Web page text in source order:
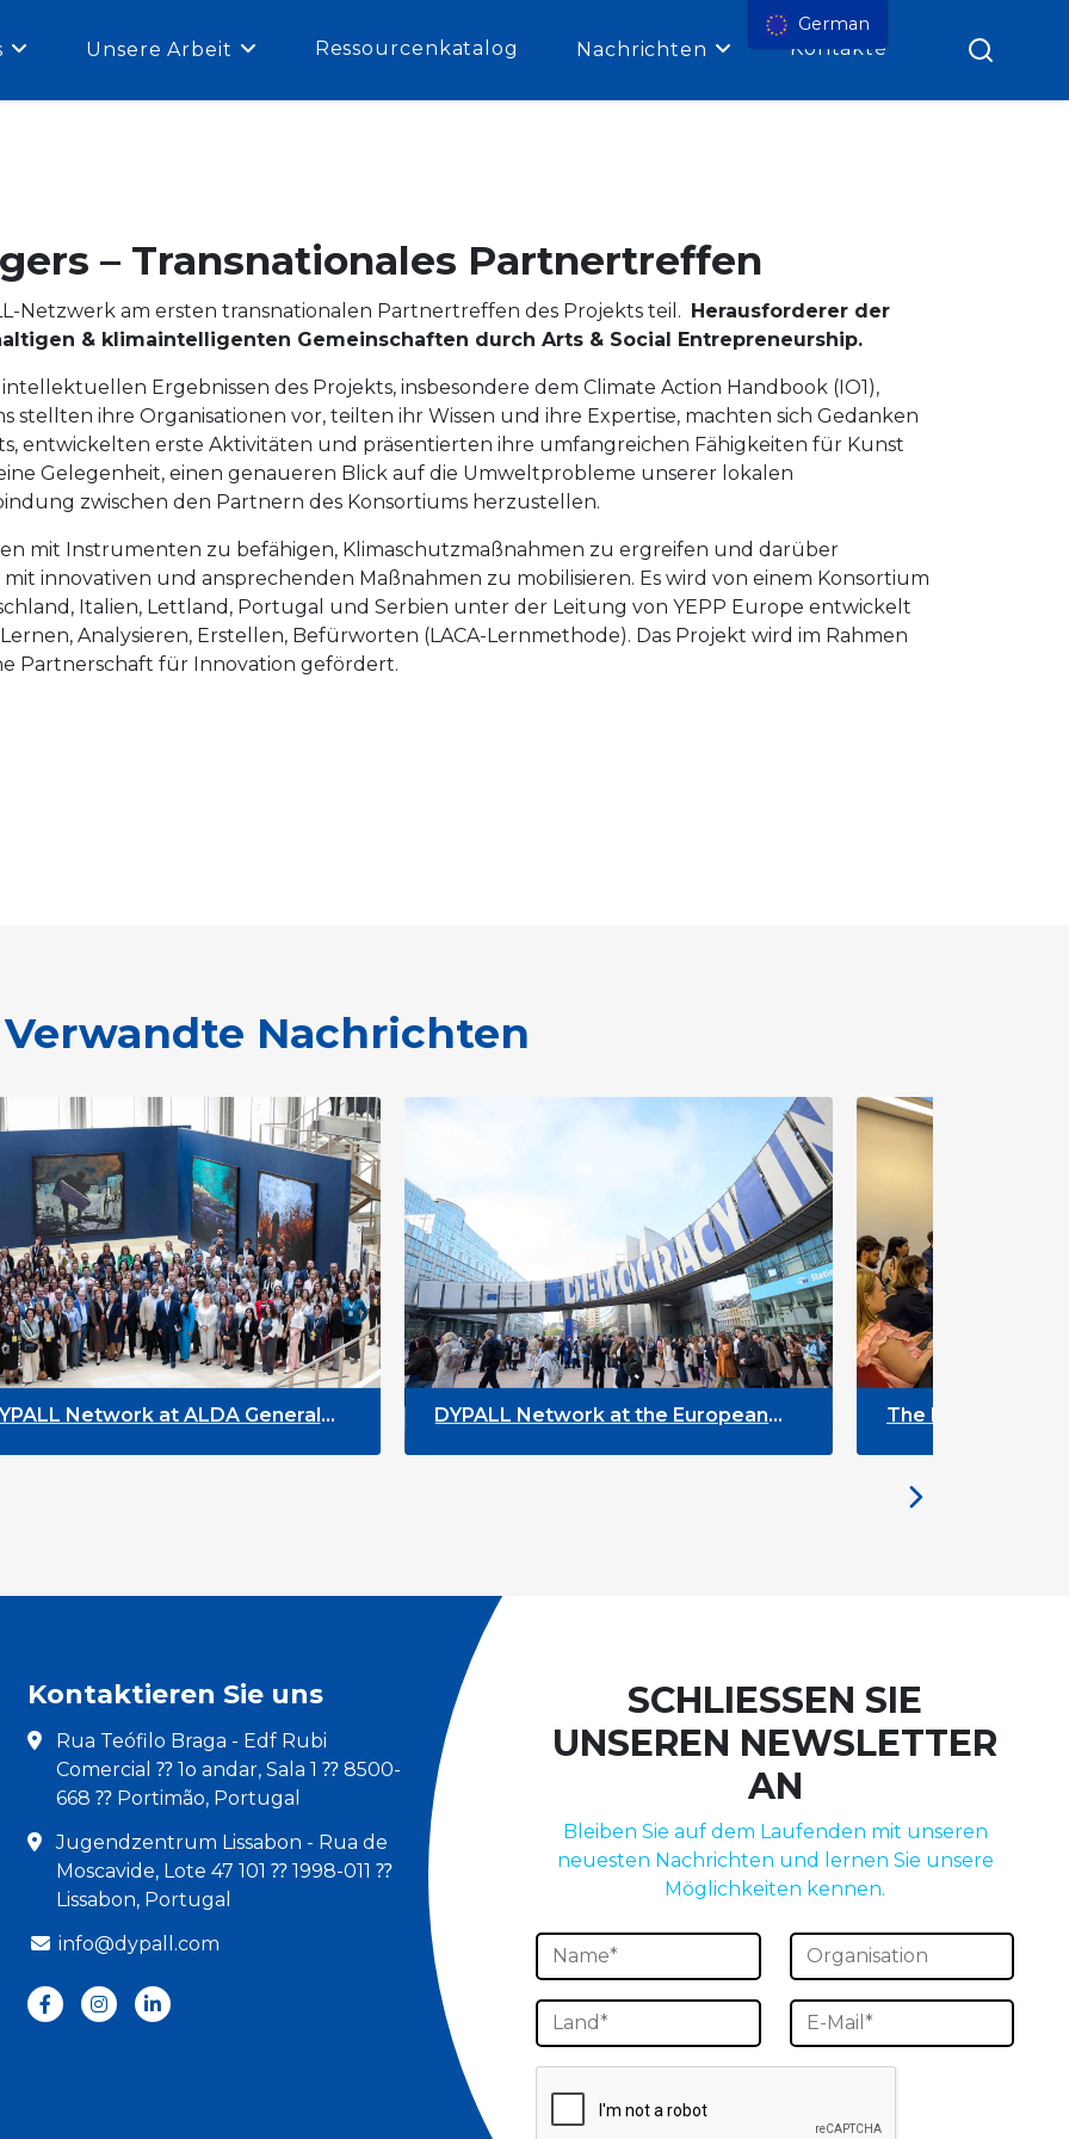
Unsere Arbeit Ressourcenkatalog Nachrichten Kontakte
– Transnationales Partnertreffen
Netzwerk am ersten transnationalen Partnertreffen des Projekts teil. Herausforderer der
& klimaintelligenten Gemeinschaften durch Arts & Social Entrepreneurship.
Ergebnissen des Projekts, insbesondere dem Climate Action Handbook (IO1),
stellten ihre Organisationen vor, teilten ihr Wissen und ihre Expertise, machten sich Gedanken
entwickelten erste Aktivitäten und präsentierten ihre umfangreichen Fähigkeiten für Kunst
Gelegenheit, einen genaueren Blick auf die Umweltprobleme unserer lokalen
zwischen den Partnern des Konsortiums herzustellen.
mit Instrumenten zu befähigen, Klimaschutzmaßnahmen zu ergreifen und darüber
innovativen und ansprechenden Maßnahmen zu mobilisieren. Es wird von einem Konsortium
Italien, Lettland, Portugal und Serbien unter der Leitung von YEPP Europe entwickelt
Analysieren, Erstellen, Befürworten (LACA-Lernmethode). Das Projekt wird im Rahmen
Partnerschaft für Innovation gefördert.
Verwandte Nachrichten
at ALDA General
DYPALL Network at the European
Youth Week 2026
The Future of ENLYC:
Kontaktieren Sie uns
Rua Teófilo Braga - Edf Rubi
Comercial ⁇ 1o andar, Sala 1 ⁇ 8500-
668 ⁇ Portimão, Portugal
Jugendzentrum Lissabon - Rua de
Moscavide, Lote 47 101 ⁇ 1998-011 ⁇
Lissabon, Portugal
info@dypall.com
SCHLIESSEN SIE
UNSEREN NEWSLETTER
AN
Bleiben Sie auf dem Laufenden mit unseren
neuesten Nachrichten und lernen Sie unsere
Möglichkeiten kennen.
German